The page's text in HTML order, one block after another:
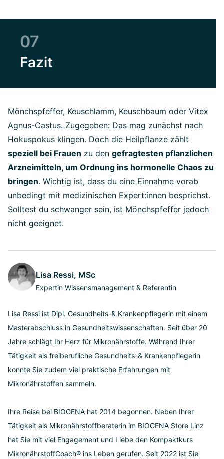
07
Fazit
Mönchspfeffer, Keuschlamm, Keuschbaum oder Vitex
Agnus-Castus. Zugegeben: Das mag zunächst nach
Hokuspokus klingen. Doch die Heilpflanze zählt
speziell bei Frauen zu den gefragtesten pflanzlichen
Arzneimitteln, um Ordnung ins hormonelle Chaos zu
bringen. Wichtig ist, dass du eine Einnahme vorab
unbedingt mit medizinischen Expert:innen besprichst.
Solltest du schwanger sein, ist Mönchspfeffer jedoch
nicht geeignet.
Lisa Ressi, MSc
Expertin Wissensmanagement & Referentin
Lisa Ressi ist Dipl. Gesundheits-& Krankenpflegerin mit einem
Masterabschluss in Gesundheitswissenschaften. Seit über 20
Jahre schlägt Ihr Herz für Mikronährstoffe. Während Ihrer
Tätigkeit als freiberufliche Gesundheits-& Krankenpflegerin
konnte Sie zudem viel praktische Erfahrungen mit
Mikronährstoffen sammeln.
Ihre Reise bei BIOGENA hat 2014 begonnen. Neben Ihrer
Tätigkeit als Mikronährstoffberaterin im BIOGENA Store Linz
hat Sie mit viel Engagement und Liebe den Kompaktkurs
MikronährstoffCoach® ins Leben gerufen. Seit 2022 ist Sie